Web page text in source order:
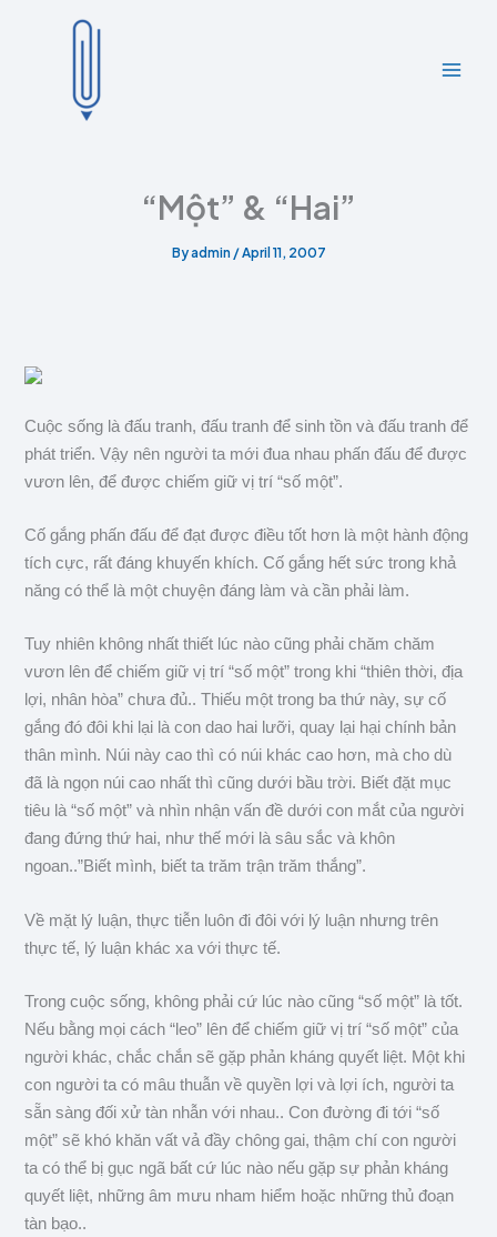
“Một” & “Hai”
Byadmin /April 11, 2007
Cuộc sống là đấu tranh, đấu tranh để sinh tồn và đấu tranh để
phát triển. Vậy nên người ta mới đua nhau phấn đấu để được
vươn lên, để được chiếm giữ vị trí “số một”.
Cố gắng phấn đấu để đạt được điều tốt hơn là một hành động
tích cực, rất đáng khuyến khích. Cố gắng hết sức trong khả
năng có thể là một chuyện đáng làm và cần phải làm.
Tuy nhiên không nhất thiết lúc nào cũng phải chăm chăm
vươn lên để chiếm giữ vị trí “số một” trong khi “thiên thời, địa
lợi, nhân hòa” chưa đủ.. Thiếu một trong ba thứ này, sự cố
gắng đó đôi khi lại là con dao hai lưỡi, quay lại hại chính bản
thân mình. Núi này cao thì có núi khác cao hơn, mà cho dù
đã là ngọn núi cao nhất thì cũng dưới bầu trời. Biết đặt mục
tiêu là “số một” và nhìn nhận vấn đề dưới con mắt của người
đang đứng thứ hai, như thế mới là sâu sắc và khôn
ngoan..”Biết mình, biết ta trăm trận trăm thắng”.
Về mặt lý luận, thực tiễn luôn đi đôi với lý luận nhưng trên
thực tế, lý luận khác xa với thực tế.
Trong cuộc sống, không phải cứ lúc nào cũng “số một” là tốt.
Nếu bằng mọi cách “leo” lên để chiếm giữ vị trí “số một” của
người khác, chắc chắn sẽ gặp phản kháng quyết liệt. Một khi
con người ta có mâu thuẫn về quyền lợi và lợi ích, người ta
sẵn sàng đối xử tàn nhẫn với nhau.. Con đường đi tới “số
một” sẽ khó khăn vất vả đầy chông gai, thậm chí con người
ta có thể bị gục ngã bất cứ lúc nào nếu gặp sự phản kháng
quyết liệt, những âm mưu nham hiểm hoặc những thủ đoạn
tàn bạo..